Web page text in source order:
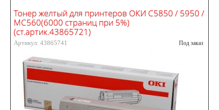
Тонер желтый для принтеров ОКИ С5850 / 5950 /
MC560(6000 страниц при 5%)
(ст.артик.43865721)
Артикул: 43865741 Под заказ